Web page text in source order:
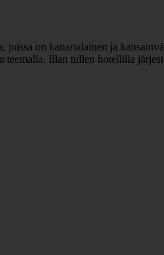
on kanarialainen ja
Illan tullen hotellilla